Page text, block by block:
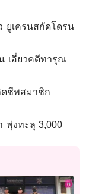
ยูเครนสกัดโดรน
เอี่ยวคดีทารุณ
ดชีพสมาชิก
พุ่งทะลุ 3,000